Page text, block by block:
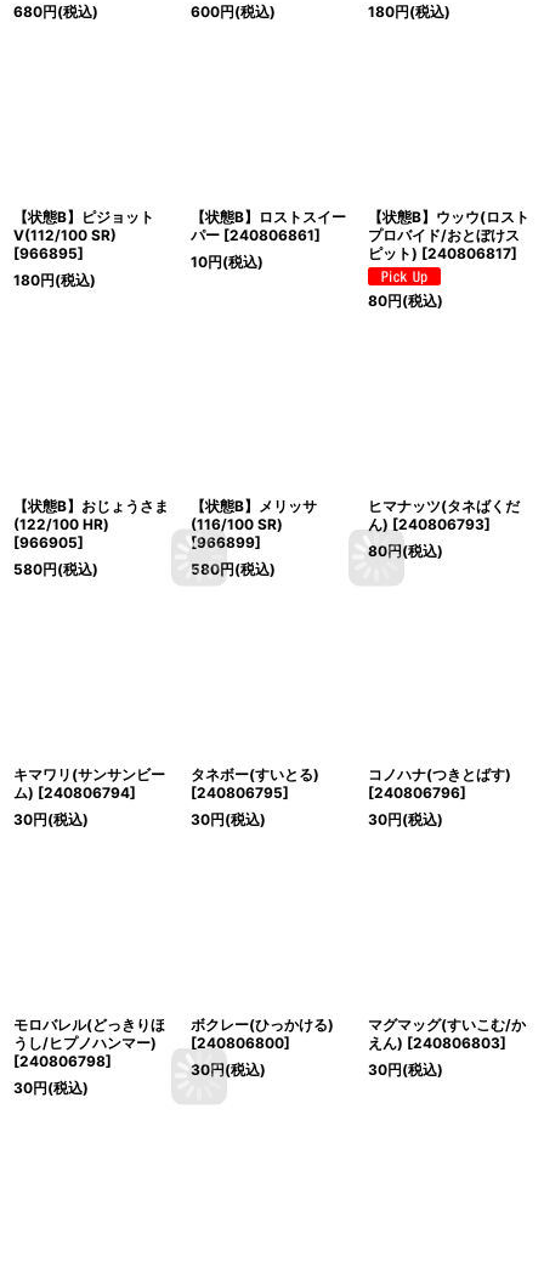
680円(税込)
600円(税込)
180円(税込)
【状態B】ピジョット
V(112/100 SR)
[966895]
180円(税込)
【状態B】ロストスイー
パー [240806861]
10円(税込)
【状態B】ウッウ(ロスト
プロバイド/おとぼけス
ピット) [240806817]
80円(税込)
【状態B】おじょうさま
(122/100 HR)
[966905]
580円(税込)
【状態B】メリッサ
(116/100 SR)
[966899]
580円(税込)
ヒマナッツ(タネばくだ
ん) [240806793]
80円(税込)
キマワリ(サンサンビー
ム) [240806794]
30円(税込)
タネボー(すいとる)
[240806795]
30円(税込)
コノハナ(つきとばす)
[240806796]
30円(税込)
モロバレル(どっきりほ
うし/ヒプノハンマー)
[240806798]
30円(税込)
ボクレー(ひっかける)
[240806800]
30円(税込)
マグマッグ(すいこむ/か
えん) [240806803]
30円(税込)